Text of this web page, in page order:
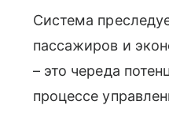
Система
пассажиров и
– это череда
процессе